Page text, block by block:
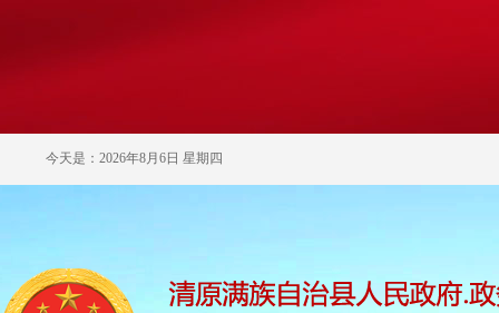
今天是：2026年8月6日 星期四